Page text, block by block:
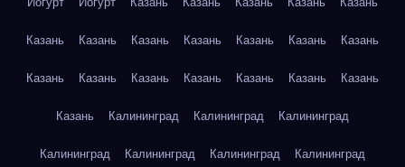
Казань Казань Казань Казань Казань Казань Казань
Казань Казань Казань Казань Казань Казань Казань
Казань Калининград Калининград Калининград
Калининград Калининград Калининград Калининград